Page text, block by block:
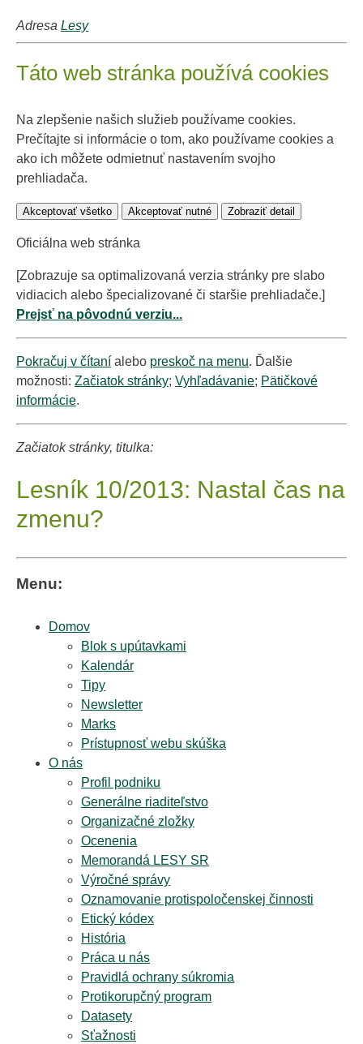
Adresa Lesy
Táto web stránka používá cookies
Na zlepšenie našich služieb používame cookies.
Prečítajte si informácie o tom, ako používame cookies a
ako ich môžete odmietnuť nastavením svojho
prehliadača.
Akceptovať všetko Akceptovať nutné Zobraziť detail
Oficiálna web stránka
[Zobrazuje sa optimalizovaná verzia stránky pre slabo
vidiacich alebo špecializované či staršie prehliadače.]
Prejsť na pôvodnú verziu...
Pokračuj v čítaní alebo preskoč na menu. Ďalšie
možnosti: Začiatok stránky; Vyhľadávanie; Pätičkové
informácie.
Začiatok stránky, titulka:
Lesník 10/2013: Nastal čas na
zmenu?
Menu:
Domov
Blok s upútavkami
Kalendár
Tipy
Newsletter
Marks
Prístupnosť webu skúška
O nás
Profil podniku
Generálne riaditeľstvo
Organizačné zložky
Ocenenia
Memorandá LESY SR
Výročné správy
Oznamovanie protispoločenskej činnosti
Etický kódex
História
Práca u nás
Pravidlá ochrany súkromia
Protikorupčný program
Datasety
Sťažnosti